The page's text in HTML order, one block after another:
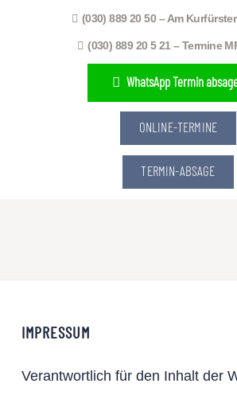
(030) 889 20 50 – Am
(030) 889 20 5 21 – Termine
WhatsApp Termin
ONLINE-TERMINE
TERMIN-ABSAGE
IMPRESSUM
Verantwortlich für den Inhalt der